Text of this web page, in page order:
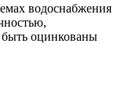
водоснабжения
оцинкованы